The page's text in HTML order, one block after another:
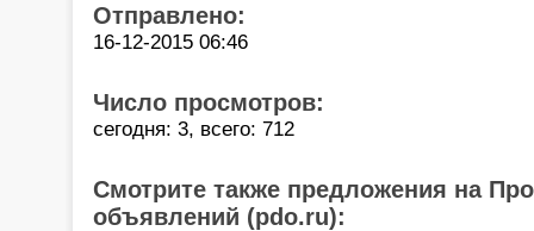
Отправлено:
16-12-2015 06:46
Число просмотров:
сегодня: 3, всего: 712
Смотрите также предложения на
объявлений (pdo.ru):